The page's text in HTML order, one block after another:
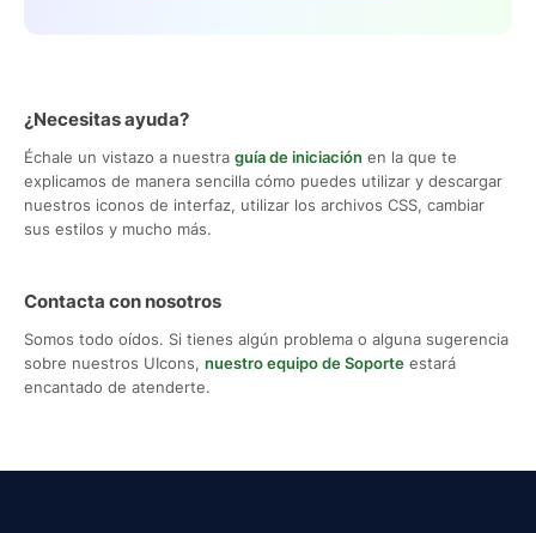
¿Necesitas ayuda?
Échale un vistazo a nuestra guía de iniciación en la que te
explicamos de manera sencilla cómo puedes utilizar y descargar
nuestros iconos de interfaz, utilizar los archivos CSS, cambiar
sus estilos y mucho más.
Contacta con nosotros
Somos todo oídos. Si tienes algún problema o alguna sugerencia
sobre nuestros UIcons, nuestro equipo de Soporte estará
encantado de atenderte.